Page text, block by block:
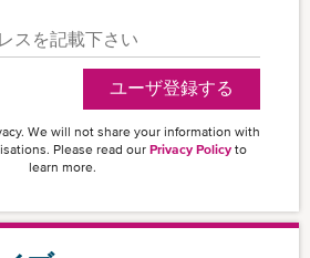
ユーザ登録する
We will not share your information with
Please read our Privacy Policy to
learn more.